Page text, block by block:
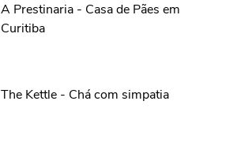
A Prestinaria - Casa de Pães em
Curitiba
The Kettle - Chá com simpatia